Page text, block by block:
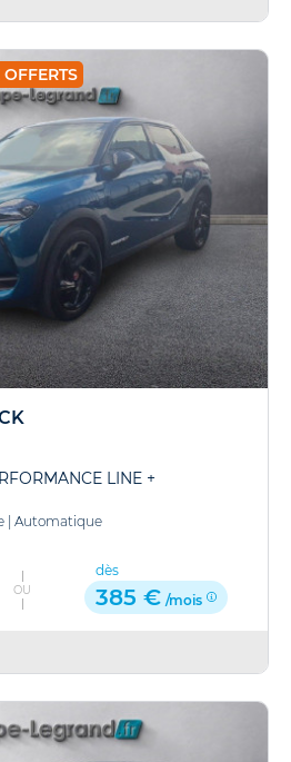
LINE +
Automatique
OU
dès
385 € /mois